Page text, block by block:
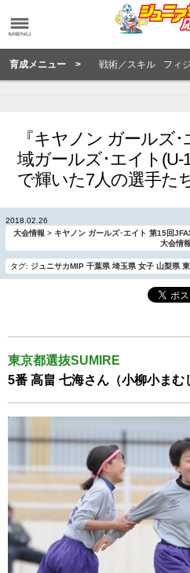
育成メニュー > 戦術／スキル フィ
『キヤノン ガールズ
域ガールズ･エイト(U-
で輝いた7人の選手た
2018.02.26
大会情報> キヤノン ガールズ･エイト 第15回
大会情
タグ: ジュニサカMIP 千葉県 埼玉県 女子 山梨県
東京都選抜SUMIRE
5番 高畠 七海さん（小柳小まむ